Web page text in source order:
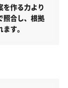
共通／2026年
を作る力より
照合し、根拠
す。